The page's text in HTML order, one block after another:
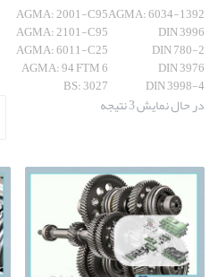
AGMA: 6034-1392
AGMA: 2001-C95
DIN 3996
AGMA: 2101-C95
DIN 780-2
AGMA: 6011-C25
DIN 3976
AGMA: 94 FTM 6
DIN 3998-4
BS: 3027
در حال نمایش 3 نتیجه